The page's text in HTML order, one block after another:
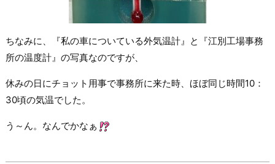
ちなみに、『私の車についている外気温計』と『江別工場事務
所の温度計』の写真なのですが、
休みの日にチョット用事で事務所に来た時、ほぼ同じ時間10：
30頃の気温でした。
う～ん。なんでかなぁ